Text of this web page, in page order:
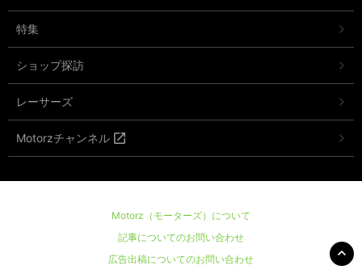
特集
ショップ探訪
レーサーズ
Motorzチャンネル
Motorz（モーターズ）について
記事についてのお問い合わせ
広告出稿についてのお問い合わせ